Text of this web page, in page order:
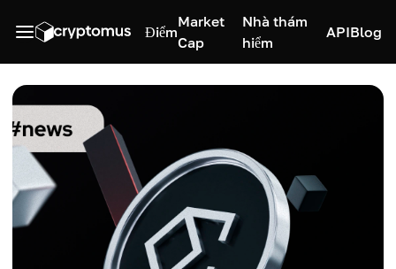
Điểm
Market
Cap
Nhà thám
hiểm
APIBlog